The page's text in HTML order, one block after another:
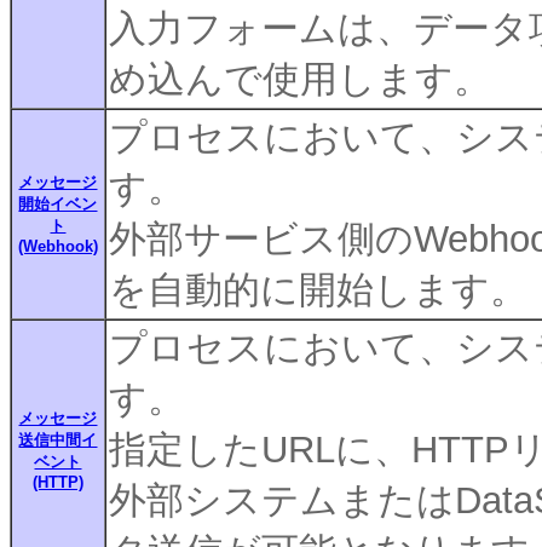
入力フォームは、デー
め込んで使用します。
メッセージ
開始イベン
ト
(Webhook)
プロセスにおいて、シ
す。
外部サービス側の
を自動的に開始します。
メッセージ
送信中間イ
ベント
(HTTP)
プロセスにおいて、シ
す。
指定したURLに、HTTP
外部システムまたは